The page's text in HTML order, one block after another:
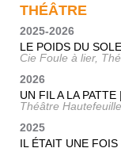
THÉÂTRE
2025-2026
LE POIDS DU
Cie Foule à lier,
2026
UN FIL A LA
Théâtre Hautefeuille
2025
IL ÉTAIT UNE